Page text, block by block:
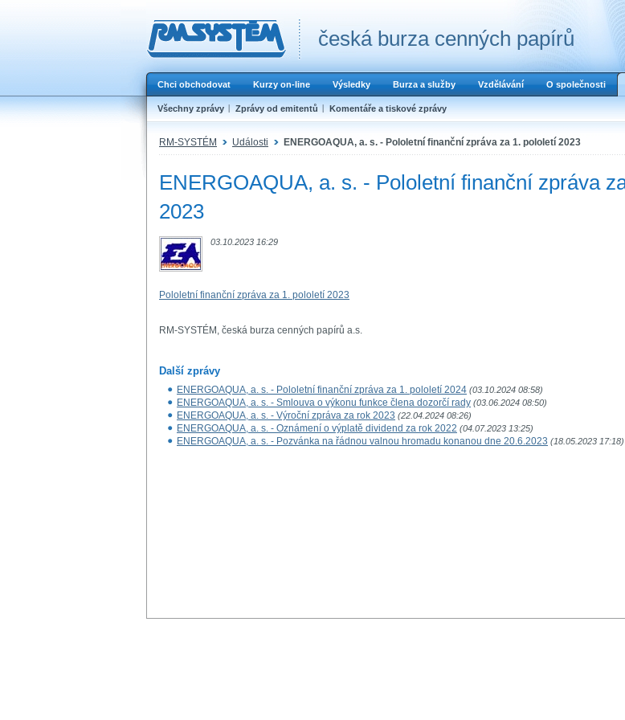
česká burza cenných papírů
Chci obchodovat Kurzy on-line Výsledky Burza a služby Vzdělávání O společnosti
Všechny zprávy Zprávy od emitentů Komentáře a tiskové zprávy
RM-SYSTÉM Události ENERGOAQUA, a. s. - Pololetní finanční zpráva za 1. pololetí 2023
ENERGOAQUA, a. s. - Pololetní finanční zpráva
2023
03.10.2023 16:29
Pololetní finanční zpráva za 1. pololetí 2023
RM-SYSTÉM, česká burza cenných papírů a.s.
Další zprávy
ENERGOAQUA, a. s. - Pololetní finanční zpráva za 1. pololetí 2024 (03.10.2024 08:58)
ENERGOAQUA, a. s. - Smlouva o výkonu funkce člena dozorčí rady (03.06.2024 08:50)
ENERGOAQUA, a. s. - Výroční zpráva za rok 2023 (22.04.2024 08:26)
ENERGOAQUA, a. s. - Oznámení o výplatě dividend za rok 2022 (04.07.2023 13:25)
ENERGOAQUA, a. s. - Pozvánka na řádnou valnou hromadu konanou dne 20.6.2023 (18.05.2023 17:18)